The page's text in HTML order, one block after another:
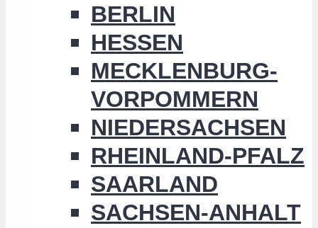
BERLIN
HESSEN
MECKLENBURG-
VORPOMMERN
NIEDERSACHSEN
RHEINLAND-PFALZ
SAARLAND
SACHSEN-ANHALT